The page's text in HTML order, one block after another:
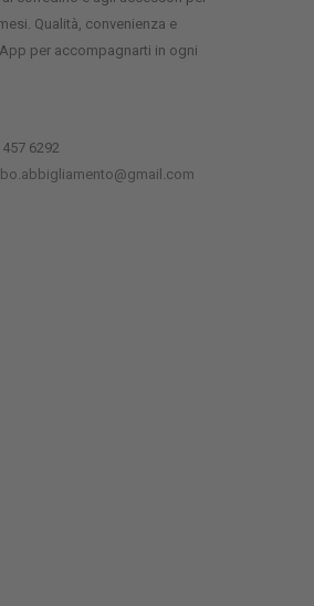
Qualità, convenienza e
per accompagnarti in ogni
6292